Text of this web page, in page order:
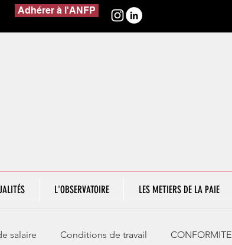
Adhérer à l'ANFP
L'OBSERVATOIRE LES METIERS DE LA PAIE
salaire Conditions de travail CONFORMITE